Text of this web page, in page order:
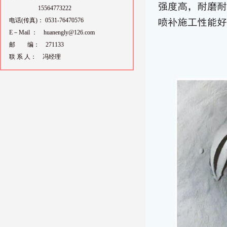
15564773222
电话(传真)： 0531-76470576
E－Mail ： huanengly@126.com
邮 编： 271133
联 系 人： 冯经理